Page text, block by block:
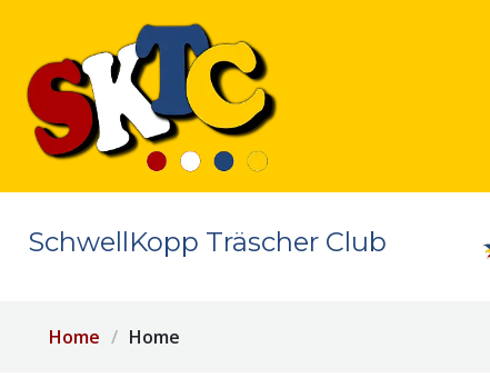
SchwellKopp Träscher Club
Home Home